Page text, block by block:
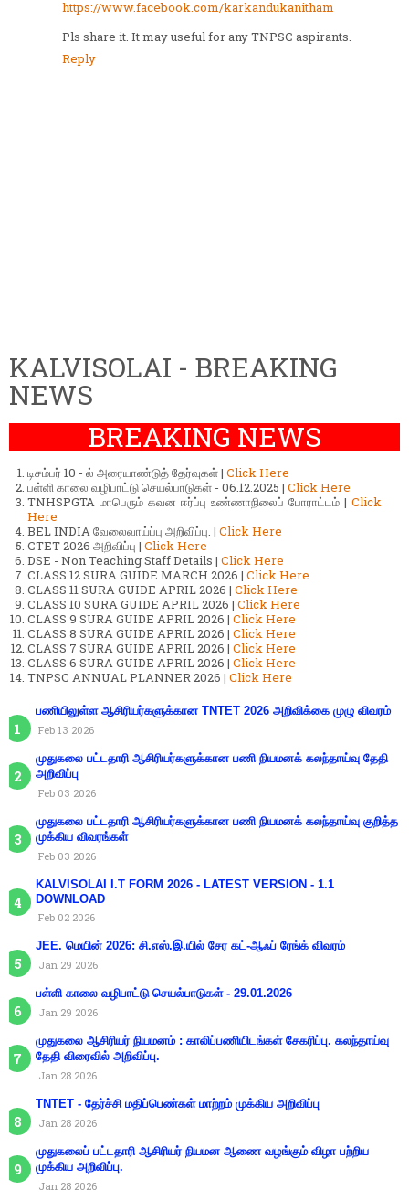
https://www.facebook.com/karkandukanitham
Pls share it. It may useful for any TNPSC aspirants.
Reply
KALVISOLAI - BREAKING
NEWS
BREAKING NEWS
டிசம்பர் 10 - ல் அரையாண்டுத் தேர்வுகள் | Click Here
பள்ளி காலை வழிபாட்டு செயல்பாடுகள் - 06.12.2025 | Click Here
TNHSPGTA மாபெரும் கவன ஈர்ப்பு உண்ணாநிலைப் போராட்டம் | Click
Here
BEL INDIA வேலைவாய்ப்பு அறிவிப்பு. | Click Here
CTET 2026 அறிவிப்பு | Click Here
DSE - Non Teaching Staff Details | Click Here
CLASS 12 SURA GUIDE MARCH 2026 | Click Here
CLASS 11 SURA GUIDE APRIL 2026 | Click Here
CLASS 10 SURA GUIDE APRIL 2026 | Click Here
CLASS 9 SURA GUIDE APRIL 2026 | Click Here
CLASS 8 SURA GUIDE APRIL 2026 | Click Here
CLASS 7 SURA GUIDE APRIL 2026 | Click Here
CLASS 6 SURA GUIDE APRIL 2026 | Click Here
TNPSC ANNUAL PLANNER 2026 | Click Here
பணியிலுள்ள ஆசிரியர்களுக்கான TNTET 2026 அறிவிக்கை முழு விவரம்
Feb 13 2026
முதுகலை பட்டதாரி ஆசிரியர்களுக்கான பணி நியமனக் கலந்தாய்வு தேதி
அறிவிப்பு
Feb 03 2026
முதுகலை பட்டதாரி ஆசிரியர்களுக்கான பணி நியமனக் கலந்தாய்வு குறித்த
முக்கிய விவரங்கள்
Feb 03 2026
KALVISOLAI I.T FORM 2026 - LATEST VERSION - 1.1
DOWNLOAD
Feb 02 2026
JEE. மெயின் 2026: சி.எஸ்.இ.யில் சேர கட்-ஆஃப் ரேங்க் விவரம்
Jan 29 2026
பள்ளி காலை வழிபாட்டு செயல்பாடுகள் - 29.01.2026
Jan 29 2026
முதுகலை ஆசிரியர் நியமனம் : காலிப்பணியிடங்கள் சேகரிப்பு. கலந்தாய்வு
தேதி விரைவில் அறிவிப்பு.
Jan 28 2026
TNTET - தேர்ச்சி மதிப்பெண்கள் மாற்றம் முக்கிய அறிவிப்பு
Jan 28 2026
முதுகலைப் பட்டதாரி ஆசிரியர் நியமன ஆணை வழங்கும் விழா பற்றிய
முக்கிய அறிவிப்பு.
Jan 28 2026